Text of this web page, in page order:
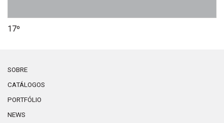
17º
SOBRE
CATÁLOGOS
PORTFÓLIO
NEWS